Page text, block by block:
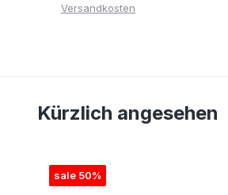
Versandkosten
Kürzlich angesehen
sale 50%